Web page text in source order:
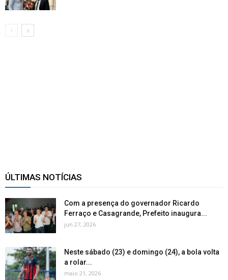
ÚLTIMAS NOTÍCIAS
Com a presença do governador Ricardo
Ferraço e Casagrande, Prefeito inaugura...
jun 27, 2026
Neste sábado (23) e domingo (24), a bola volta
a rolar...
maio 21, 2026